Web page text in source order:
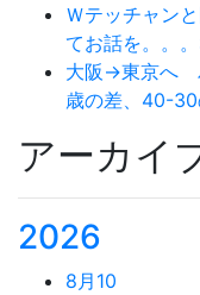
Ｗテッチャン
てお話を。。
大阪→東京へ
歳の差、40-30
アーカイ
2026
8月 10